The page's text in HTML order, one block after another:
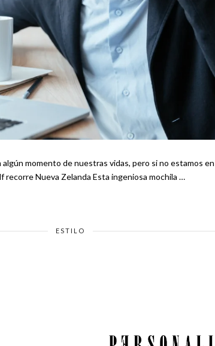
momento de nuestras vidas, pero si no estamos
darle gran importancia. Te recomendamos Gandalf recorre Nueva Zelanda Esta ingeniosa mochila …
ESTILO